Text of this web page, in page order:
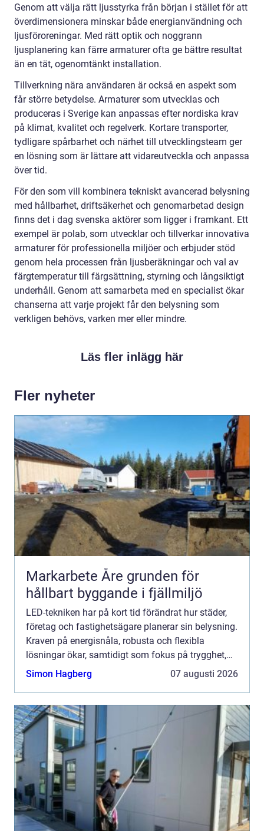
Genom att välja rätt ljusstyrka från början i stället för att
överdimensionera minskar både energianvändning och
ljusföroreningar. Med rätt optik och noggrann
ljusplanering kan färre armaturer ofta ge bättre resultat
än en tät, ogenomtänkt installation.
Tillverkning nära användaren är också en aspekt som
får större betydelse. Armaturer som utvecklas och
produceras i Sverige kan anpassas efter nordiska krav
på klimat, kvalitet och regelverk. Kortare transporter,
tydligare spårbarhet och närhet till utvecklingsteam ger
en lösning som är lättare att vidareutveckla och anpassa
över tid.
För den som vill kombinera tekniskt avancerad belysning
med hållbarhet, driftsäkerhet och genomarbetad design
finns det i dag svenska aktörer som ligger i framkant. Ett
exempel är polab, som utvecklar och tillverkar innovativa
armaturer för professionella miljöer och erbjuder stöd
genom hela processen från ljusberäkningar och val av
färgtemperatur till färgsättning, styrning och långsiktigt
underhåll. Genom att samarbeta med en specialist ökar
chanserna att varje projekt får den belysning som
verkligen behövs, varken mer eller mindre.
Läs fler inlägg här
Fler nyheter
Markarbete Åre grunden för
hållbart byggande i fjällmiljö
LED-tekniken har på kort tid förändrat hur städer,
företag och fastighetsägare planerar sin belysning.
Kraven på energisnåla, robusta och flexibla
lösningar ökar, samtidigt som fokus på trygghet,
trivsel och biologisk mångfald blir allt starkare.
Simon Hagberg 07 augusti 2026